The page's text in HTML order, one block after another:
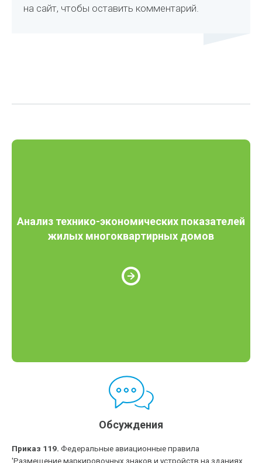
на сайт, чтобы оставить комментарий.
Анализ технико-экономических показателей
жилых многоквартирных домов
Обсуждения
Приказ 119. Федеральные авиационные правила
'Размещение маркировочных знаков и устройств на зданиях,